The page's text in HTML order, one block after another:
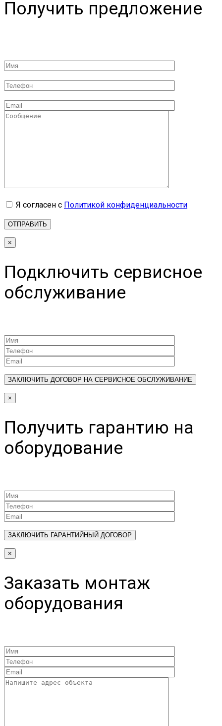
Получить предложение
Я согласен с Политикой конфиденциальности
×
Подключить сервисное
обслуживание
×
Получить гарантию на
оборудование
×
Заказать монтаж
оборудования